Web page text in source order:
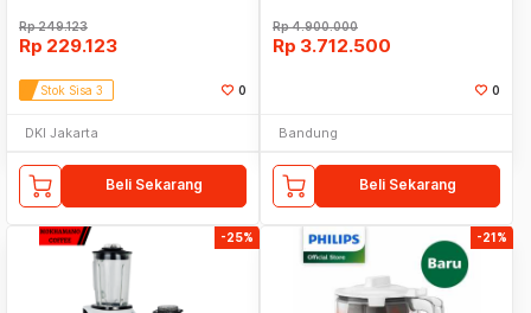
Rp249.123
Rp 229.123
Stok Sisa 3 0
DKI Jakarta
Beli Sekarang
Rp4.900.000
Rp 3.712.500
0
Bandung
Beli Sekarang
-25% -21%